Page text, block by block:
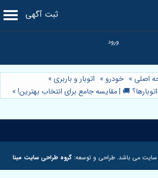
ثبت آگهی
اصلی » خودرو » اتوبار و باربری»
اتوبارها؟ 🚚 | مقایسه جامع برای انتخاب بهترین!»
سایت می باشد. طراحی و توسعه: گروه طراحی سایت مبنا